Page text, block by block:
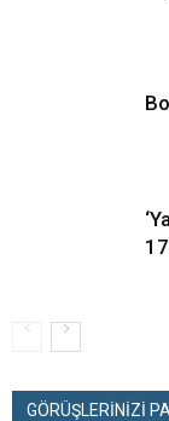
GÖRÜŞLERİNİZİ